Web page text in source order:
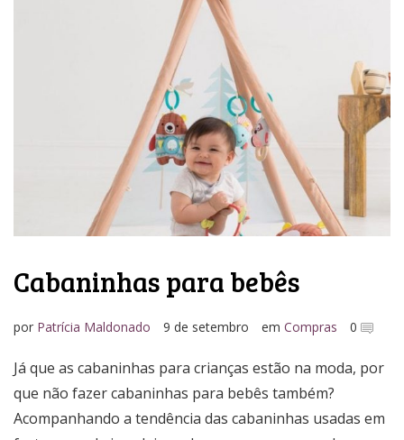
Cabaninhas para bebês
por Patrícia Maldonado 9 de setembro em Compras 0
Já que as cabaninhas para crianças estão na moda, por
que não fazer cabaninhas para bebês também?
Acompanhando a tendência das cabaninhas usadas em